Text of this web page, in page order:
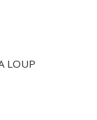
LOUP